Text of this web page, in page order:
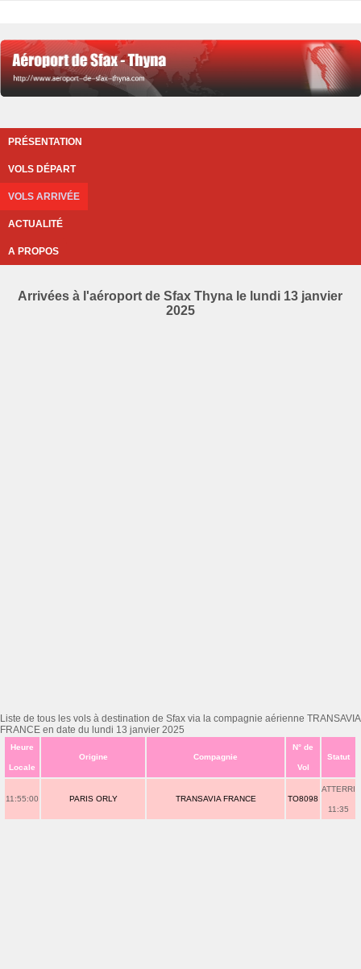
PRÉSENTATION
VOLS DÉPART
VOLS ARRIVÉE
ACTUALITÉ
A PROPOS
Arrivées à l'aéroport de Sfax Thyna le lundi 13 janvier
2025
Liste de tous les vols à destination de Sfax via la compagnie aérienne TRANSAVIA
FRANCE en date du lundi 13 janvier 2025
Heure
Locale
Origine Compagnie
N° de
Vol
Statut
11:55:00 PARIS ORLY TRANSAVIA FRANCE TO8098
ATTERRI
11:35